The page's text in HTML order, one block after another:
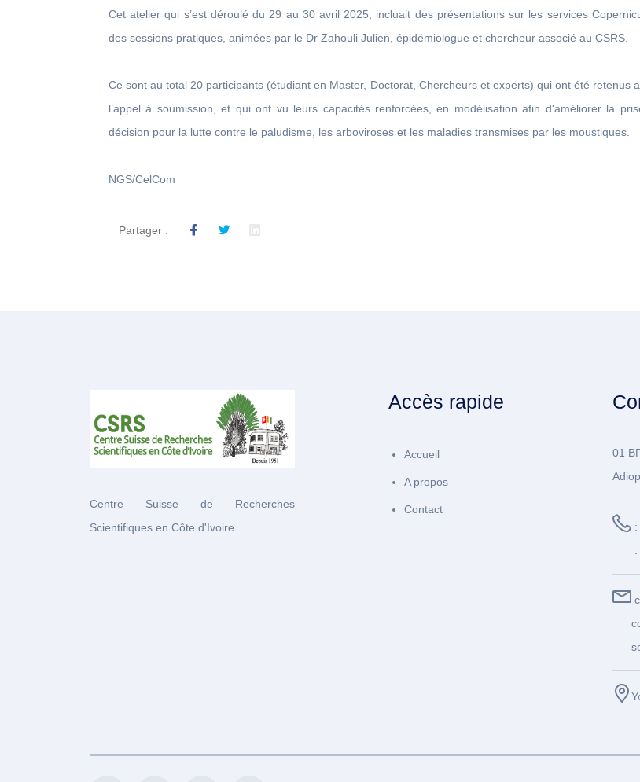
Cet atelier qui s’est déroulé du 29 au 30 avril 2025, incluait des présentations sur les services
des sessions pratiques, animées par le Dr Zahouli Julien, épidémiologue et chercheur associé au CSRS.
Ce sont au total 20 participants (étudiant en Master, Doctorat, Chercheurs et experts) qui ont été retenus
l’appel à soumission, et qui ont vu leurs capacités renforcées, en modélisation afin d'améliorer la
décision pour la lutte contre le paludisme, les arboviroses et les maladies transmises par les moustiques.
NGS/CelCom
Partager :
Centre Suisse de Recherches
Scientifiques en Côte d'Ivoire.
Accès rapide
Accueil
A propos
Contact
01